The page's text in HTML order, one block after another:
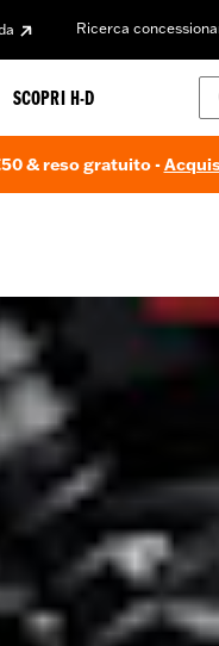
Ricerca
SCOPRI H-D
& reso gratuito -